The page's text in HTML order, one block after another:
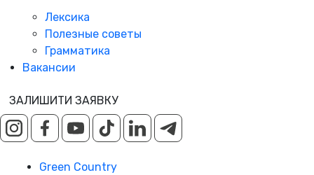
Лексика
Полезные советы
Грамматика
Вакансии
ЗАЛИШИТИ ЗАЯВКУ
Green Country